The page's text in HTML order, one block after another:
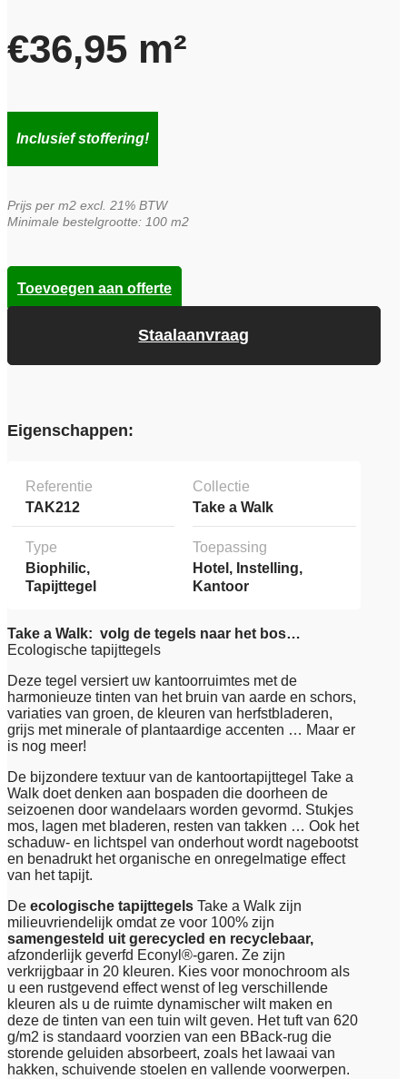
€36,95 m²
Inclusief stoffering!
Prijs per m2 excl. 21% BTW
Minimale bestelgrootte: 100 m2
Staalaanvraag
Toevoegen aan offerte
Eigenschappen:
Referentie
TAK212
Collectie
Take a Walk
Type
Biophilic,
Tapijttegel
Toepassing
Hotel, Instelling,
Kantoor
Take a Walk: volg de tegels naar het bos…
Ecologische tapijttegels
Deze tegel versiert uw kantoorruimtes met de
harmonieuze tinten van het bruin van aarde en schors,
variaties van groen, de kleuren van herfstbladeren,
grijs met minerale of plantaardige accenten … Maar er
is nog meer!
De bijzondere textuur van de kantoortapijttegel Take a
Walk doet denken aan bospaden die doorheen de
seizoenen door wandelaars worden gevormd. Stukjes
mos, lagen met bladeren, resten van takken … Ook het
schaduw- en lichtspel van onderhout wordt nagebootst
en benadrukt het organische en onregelmatige effect
van het tapijt.
De ecologische tapijttegels Take a Walk zijn
milieuvriendelijk omdat ze voor 100% zijn
samengesteld uit gerecycled en recyclebaar,
afzonderlijk geverfd Econyl®-garen. Ze zijn
verkrijgbaar in 20 kleuren. Kies voor monochroom als
u een rustgevend effect wenst of leg verschillende
kleuren als u de ruimte dynamischer wilt maken en
deze de tinten van een tuin wilt geven. Het tuft van 620
g/m2 is standaard voorzien van een BBack-rug die
storende geluiden absorbeert, zoals het lawaai van
hakken, schuivende stoelen en vallende voorwerpen.